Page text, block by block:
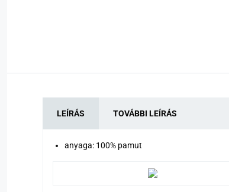
LEÍRÁS TOVÁBBI LEÍRÁS
anyaga: 100% pamut